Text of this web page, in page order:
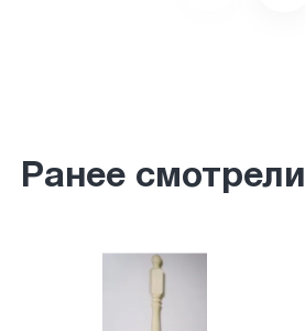
Ранее смотрели